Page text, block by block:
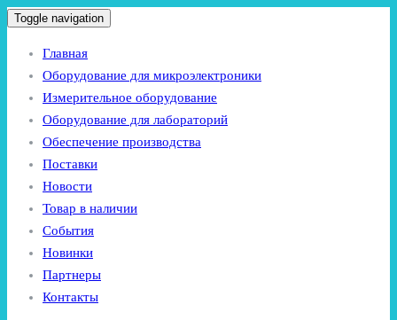
Toggle navigation
Главная
Оборудование для микроэлектроники
Измерительное оборудование
Оборудование для лабораторий
Обеспечение производства
Поставки
Новости
Товар в наличии
События
Новинки
Партнеры
Контакты